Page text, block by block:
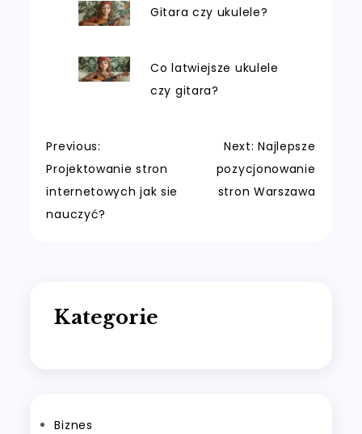
Gitara czy ukulele?
Co latwiejsze ukulele
czy gitara?
Nawigacja
wpisu
Previous:
Projektowanie stron
internetowych jak sie
nauczyć?
Next: Najlepsze
pozycjonowanie
stron Warszawa
Kategorie
Biznes